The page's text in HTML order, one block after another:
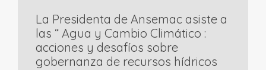
La Presidenta de Ansemac asiste a
las “ Agua y Cambio Climático :
acciones y desafíos sobre
gobernanza de recursos hídricos